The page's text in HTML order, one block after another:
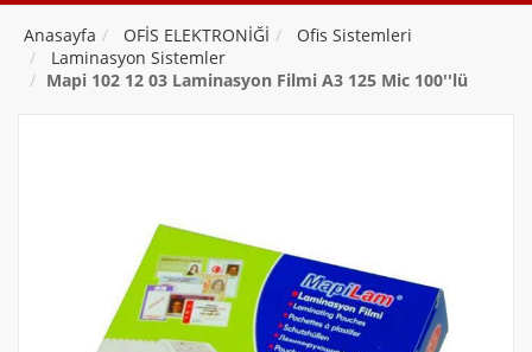
Anasayfa OFİS ELEKTRONİĞİ
Ofis Sistemleri
Laminasyon Sistemler
Mapi 102 12 03 Laminasyon Filmi A3 125 Mic 100''lü